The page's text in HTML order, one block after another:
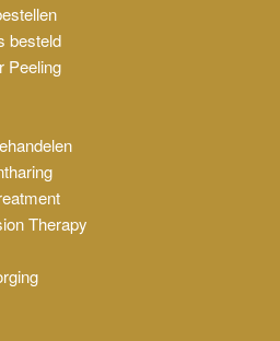
besteld
Peeling
Therapy